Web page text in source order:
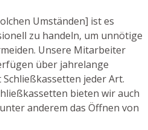
Umständen] ist es
zu handeln, um unnötige
Unsere Mitarbeiter
über jahrelange
jeder Art.
bieten wir auch
anderem das Öffnen von